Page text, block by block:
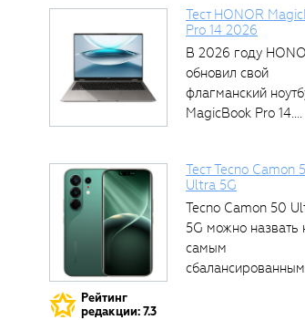
Тест HONOR
Pro 14 2026
В 2026 году
обновил свой
флагманский
MagicBook Pro 14....
Рейтинг
редакции: 7.3
Тест Tecno Camon
Ultra 5G
Tecno Camon 50
5G можно назвать
самым
сбалансированным